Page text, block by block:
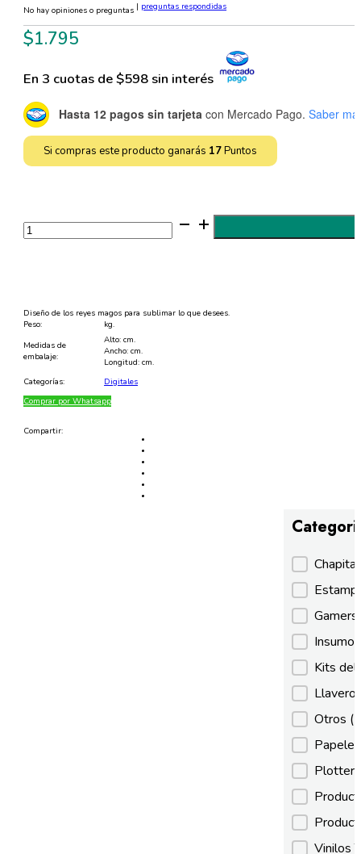
No hay opiniones o preguntas | preguntas respondidas
$1.795
En 3 cuotas de $598 sin interés
Hasta 12 pagos sin tarjeta con Mercado Pago. Saber
Si compras este producto ganarás 17Puntos
Diseño
de
los
EPS
y
cantidad
Diseño de los reyes magos para sublimar lo que desees.
Peso:
kg.
Medidas de
embalaje:
Alto: cm.
Ancho: cm.
Longitud: cm.
Categorías:
Digitales
Comprar por Whatsapp
Compartir:
Gamers
Kits
Otros
Vinilos